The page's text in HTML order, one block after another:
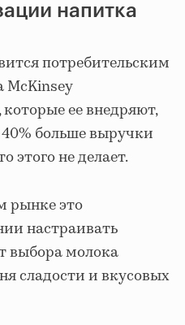
напитка
потребительским
McKinsey
ее внедряют,
больше выручки
этого не делает.
рынке это
настраивать
выбора молока
сладости и вкусовых